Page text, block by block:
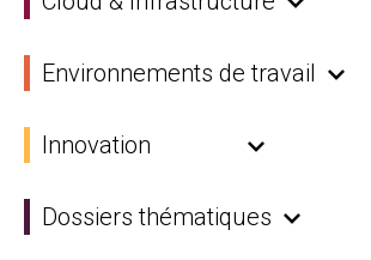
Environnements de travail
Innovation
Dossiers thématiques